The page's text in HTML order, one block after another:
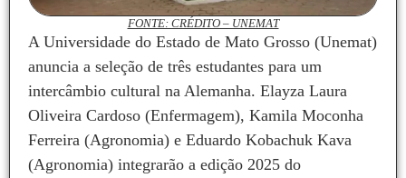
FONTE: CRÉDITO – UNEMAT
A Universidade do Estado de Mato Grosso (Unemat)
anuncia a seleção de três estudantes para um
intercâmbio cultural na Alemanha. Elayza Laura
Oliveira Cardoso (Enfermagem), Kamila Moconha
Ferreira (Agronomia) e Eduardo Kobachuk Kava
(Agronomia) integrarão a edição 2025 do